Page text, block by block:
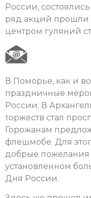
России,
ряд акций прошли
центром гуляний
В Поморье, как и
праздничные
России. В
торжеств стал
Горожанам
флешмобе. Для
добрые пожелания
установленном
Дня России.